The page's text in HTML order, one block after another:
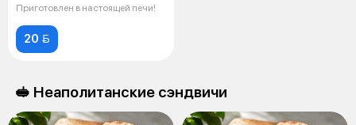
Приготовлен в настоящей печи!
20 
🥪 Неаполитанские сэндвичи